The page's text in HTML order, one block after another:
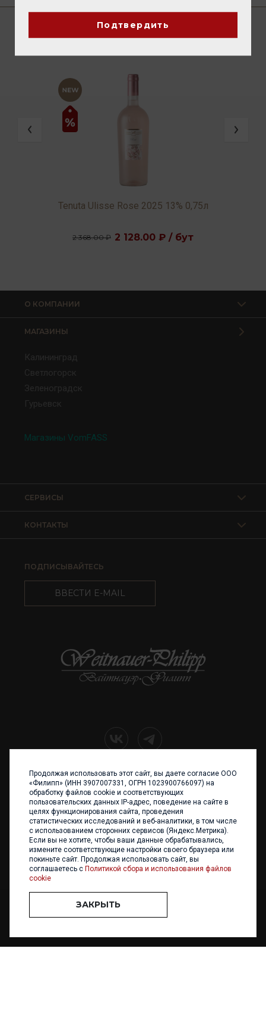
Tenuta Ulisse Rose 2025 13% 0,75л
2 368.00 ₽ 2 128.00 ₽ / бут
О КОМПАНИИ
МАГАЗИНЫ
Калининград
Светлогорск
Зеленоградск
Гурьевск
Магазины VomFASS
КОНТАКТЫ
СЕРВИСЫ
ПОДПИСЫВАЙТЕСЬ
ВВЕСТИ E-MAIL
+7 (4012) 960 898
236017 Калининград,
ул. Каштановая аллея, 47
Телефон: +7 4012 960 898,
+7 4012 960 856
Написать нам
ООО «ФИЛИПП» © 2013 - 2026. Все права защищены
Разработка и
Подтвердить
Продолжая использовать этот сайт, вы даете согласие ООО
«Филипп» (ИНН 3907007331, ОГРН 1023900766097) на
обработку файлов cookie и соответствующих
пользовательских данных IP-адрес, поведение на сайте в
целях функционирования сайта, проведения
статистических исследований и веб-аналитики, в том числе
с использованием сторонних сервисов (Яндекс.Метрика).
Если вы не хотите, чтобы ваши данные обрабатывались,
измените соответствующие настройки своего браузера или
покиньте сайт. Продолжая использовать сайт, вы
соглашаетесь с Политикой сбора и использования файлов
cookie
ЗАКРЫТЬ